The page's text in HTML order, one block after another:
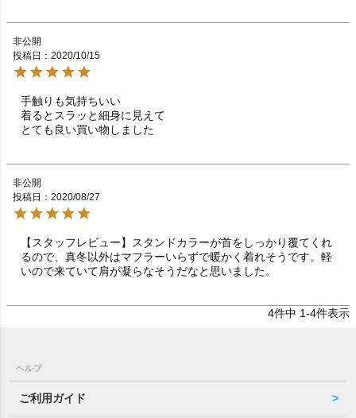
非公開
投稿日
2020/10/15
手触りも気持ちいい
着るとスラッと細身に見えて
とても良い買い物しました
非公開
投稿日
2020/08/27
【スタッフレビュー】スタンドカラーが首をしっかり覆てくれ
るので、真冬以外はマフラーいらずで暖かく着れそうです。軽
いので来ていて肩が凝らなそうだなと思いました。
4件中 1-4件表示
ヘルプ
ご利用ガイド